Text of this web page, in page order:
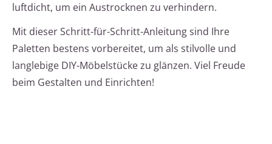
luftdicht, um ein Austrocknen zu verhindern.
Mit dieser Schritt-für-Schritt-Anleitung sind Ihre
Paletten bestens vorbereitet, um als stilvolle und
langlebige DIY-Möbelstücke zu glänzen. Viel Freude
beim Gestalten und Einrichten!